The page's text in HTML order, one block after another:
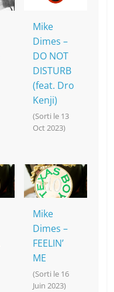
Mike
Dimes –
DO NOT
DISTURB
(feat. Dro
Kenji)
(Sorti le 13
Oct 2023)
Mike
Dimes –
FEELIN’
ME
(Sorti le 16
Juin 2023)